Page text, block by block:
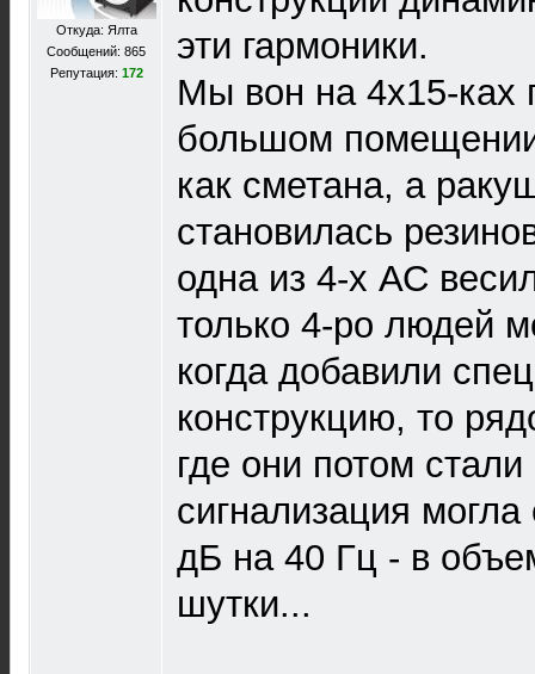
Откуда: Ялта
Сообщений: 865
Репутация: 172
эти гармоники.
Мы вон на 4х15-ках
большом
как сметана, а
становилась
одна из 4-х АС
только 4-ро людей
когда добавили
конструкцию, то
где они потом
сигнализация
дБ на 40 Гц - в
шутки...